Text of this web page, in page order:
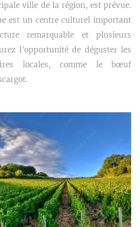
ville de la région, est prévue.
est un centre culturel important
remarquable et plusieurs
l'opportunité de déguster les
locales, comme le bœuf